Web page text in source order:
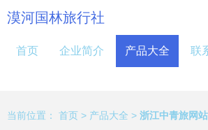
漠河国林旅行社
首页 企业简介 产品大全 联
当前位置： 首页 > 产品大全 > 浙江中青旅网